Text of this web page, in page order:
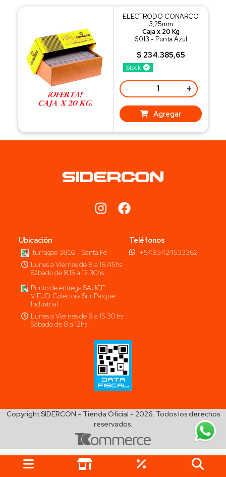
Stock
ELECTRODO CONARCO
3,25mm
Caja x 20 Kg
6013 - Punta Azul
$ 234.385,65
- +
Agregar
Ubicación
Iturraspe 3802 - Santa Fe
Lunes a Viernes de 8 a 16.45hs
Sábado de 8.15 a 12.30hs.
Punto de entrega SAUCE
VIEJO: Colectora Sur Parque
Industrial
Lunes a Viernes de 9 a 15.30 hs
Sábado de 8 a 12hs.
Teléfonos
+5493424533362
Copyright SIDERCON - Tienda Oficial - 2026. Todos los derechos
reservados.